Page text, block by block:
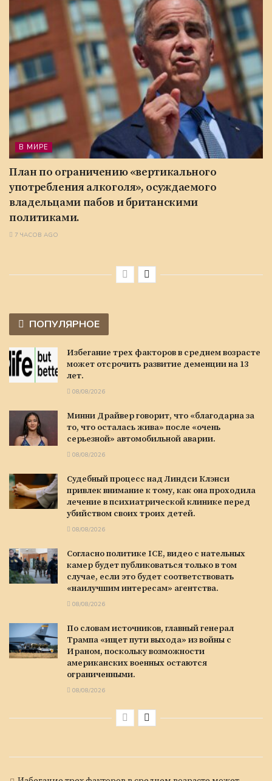
В МИРЕ
План по ограничению «вертикального
употребления алкоголя», осуждаемого
владельцами пабов и британскими
политиками.
7 ЧАСОВ AGO
ПОПУЛЯРНОЕ
Избегание трех факторов в среднем возрасте
может отсрочить развитие деменции на 13
лет.
08/08/2026
Минни Драйвер говорит, что «благодарна за
то, что осталась жива» после «очень
серьезной» автомобильной аварии.
08/08/2026
Судебный процесс над Линдси Клэнси
привлек внимание к тому, как она проходила
лечение в психиатрической клинике перед
убийством своих троих детей.
08/08/2026
Согласно политике ICE, видео с нательных
камер будет публиковаться только в том
случае, если это будет соответствовать
«наилучшим интересам» агентства.
08/08/2026
По словам источников, главный генерал
Трампа «ищет пути выхода» из войны с
Ираном, поскольку возможности
американских военных остаются
ограниченными.
08/08/2026